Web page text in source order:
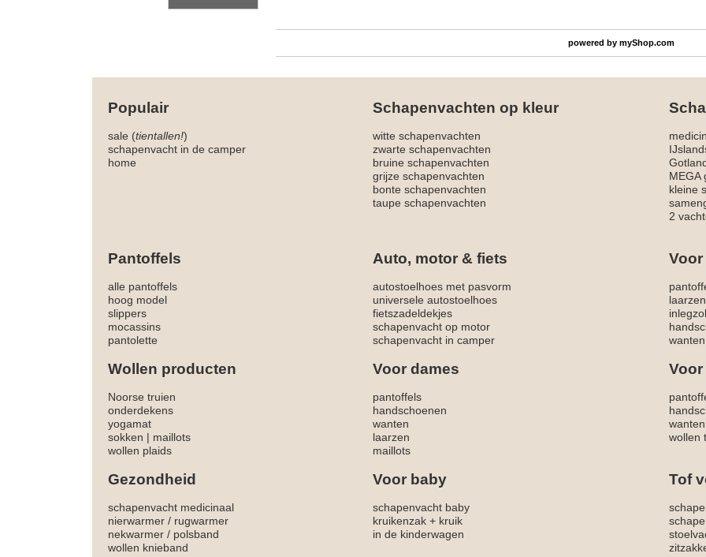
powered bymyShop.com
Populair Schapenvachten op kleur
sale (tientallen!) witte schapenvachten
schapenvacht in de camper
zwarte schapenvachten
home
bruine schapenvachten
grijze schapenvachten
MEGA
bonte schapenvachten
kleine
taupe schapenvachten
2
Pantoffels Auto, motor & fiets
alle pantoffels autostoelhoes met pasvorm
hoog model
universele autostoelhoes
laarzen
slippers
fietszadeldekjes
mocassins
schapenvacht op motor
pantolette
schapenvacht in camper wanten
Wollen producten Voor dames Voor
Noorse truien pantoffels
onderdekens
handschoenen
yogamat
wanten
wanten
sokken | maillots laarzen
wollen
wollen plaids
maillots
Gezondheid Voor baby Tof
schapenvacht medicinaal schapenvacht baby
nierwarmer / rugwarmer kruikenzak + kruik
nekwarmer / polsband in de kinderwagen
wollen knieband